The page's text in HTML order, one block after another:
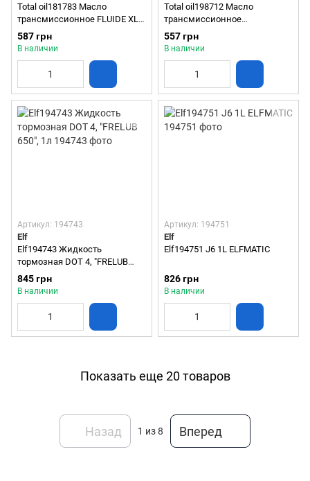
Total oil181783 Масло
трансмиссионное FLUIDE XLD
FE 1л
587 грн
В наличии
Total oil198712 Масло
трансмиссионное
FLUIDMATIC DCT MV 1л
557 грн
В наличии
Артикул: 194743
Elf
Elf194743 Жидкость
тормозная DOT 4, "FRELUB
650", 1л
845 грн
В наличии
Артикул: 194751
Elf
Elf194751 J6 1L ELFMATIC
826 грн
В наличии
Показать еще 20 товаров
Назад 1 из 8 Вперед